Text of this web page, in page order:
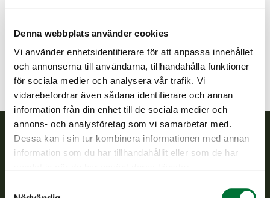
Denna webbplats använder cookies
Vi använder enhetsidentifierare för att anpassa innehållet
och annonserna till användarna, tillhandahålla funktioner
för sociala medier och analysera vår trafik. Vi
vidarebefordrar även sådana identifierare och annan
information från din enhet till de sociala medier och
annons- och analysföretag som vi samarbetar med.
Dessa kan i sin tur kombinera informationen med annan
information som du har tillhandahållit eller som de har
Kristina jaktvårdsförening
ristiina@rhy.riista.fi
Finlands viltcentral
jaktvårdsföreningarnas verksamhet, ser till att viltpolitiken